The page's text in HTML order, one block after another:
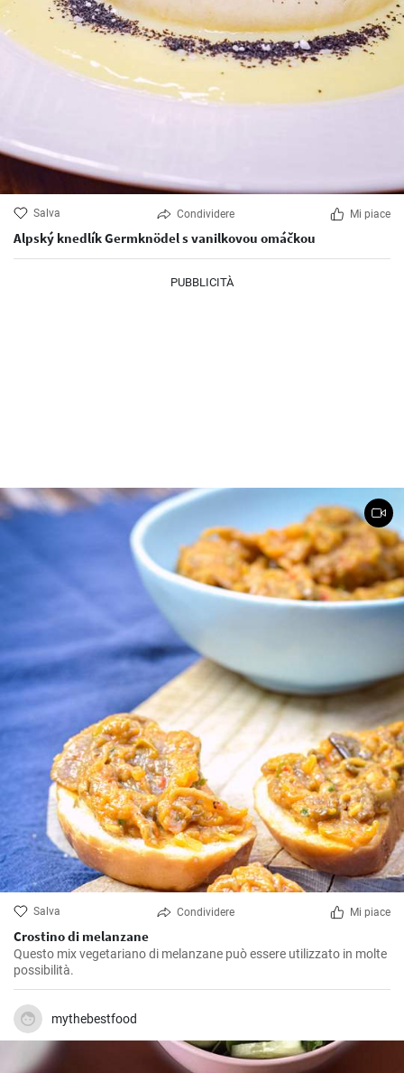
Salva Condividere Mi piace
Alpský knedlík Germknödel s vanilkovou omáčkou
PUBBLICITÀ
Salva Condividere Mi piace
Crostino di melanzane
Questo mix vegetariano di melanzane può essere utilizzato in molte
possibilità.
mythebestfood